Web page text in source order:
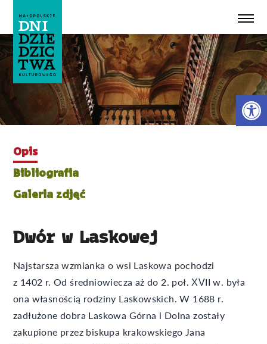
Przeskocz do treści
Opis
Bibliografia
Galeria zdjęć
Dwór w Laskowej
Najstarsza wzmianka o wsi Laskowa pochodzi
z 1402 r. Od średniowiecza aż do 2. poł. XVII w. była
ona własnością rodziny Laskowskich. W 1688 r.
zadłużone dobra Laskowa Górna i Dolna zostały
zakupione przez biskupa krakowskiego Jana